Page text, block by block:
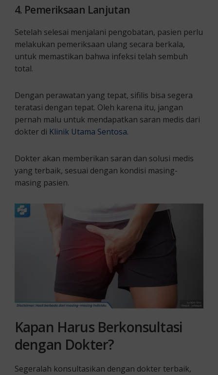
4. Pemeriksaan Lanjutan
Setelah selesai menjalani pengobatan, pasien perlu
melakukan pemeriksaan ulang secara berkala,
untuk memastikan bahwa infeksi telah sembuh
total.
Dengan perawatan yang tepat, sifilis bisa segera
teratasi dengan tepat. Oleh karena itu, jangan
pernah malu untuk mendapatkan saran medis dari
dokter di Klinik Utama Sentosa.
Dokter akan memberikan saran dan solusi medis
yang terbaik, sesuai dengan kondisi masing-
masing pasien.
Kapan Harus Berkonsultasi
dengan Dokter?
Segeralah konsultasikan dengan dokter terbaik,